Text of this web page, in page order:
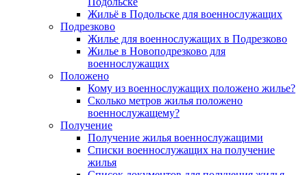
Жильё в Подольске для военнослужащих
Подрезково
Жилье для военнослужащих в Подрезково
Жилье в Новоподрезково для
военнослужащих
Положено
Кому из военнослужащих положено жилье?
Сколько метров жилья положено
военнослужащему?
Получение
Получение жилья военнослужащими
Списки военнослужащих на получение
жилья